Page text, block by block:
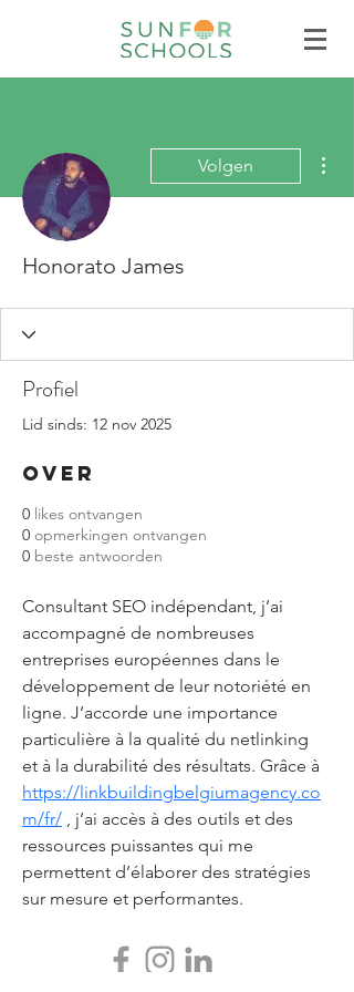
Volgen
Honorato James
Profiel
Lid sinds: 12 nov 2025
Over
0 likes ontvangen
0 opmerkingen ontvangen
0 beste antwoorden
Consultant SEO indépendant, j’ai
accompagné de nombreuses
entreprises européennes dans le
développement de leur notoriété en
ligne. J’accorde une importance
particulière à la qualité du netlinking
et à la durabilité des résultats. Grâce à
https://linkbuildingbelgiumagency.co
m/fr/ , j’ai accès à des outils et des
ressources puissantes qui me
permettent d’élaborer des stratégies
sur mesure et performantes.